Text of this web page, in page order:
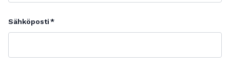
Sähköposti